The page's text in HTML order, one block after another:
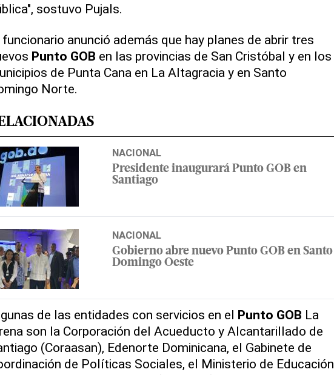
sostuvo Pujals.
funcionario anunció además que hay planes de abrir tres
Punto GOB en las provincias de San Cristóbal y en los
de Punta Cana en La Altagracia y en Santo
Norte.
NACIONAL
Presidente inaugurará Punto GOB en
Santiago
NACIONAL
Gobierno abre nuevo Punto GOB en Santo
Domingo Oeste
de las entidades con servicios en el Punto GOB La
son la Corporación del Acueducto y Alcantarillado de
(Coraasan), Edenorte Dominicana, el Gabinete de
de Políticas Sociales, el Ministerio de Educación